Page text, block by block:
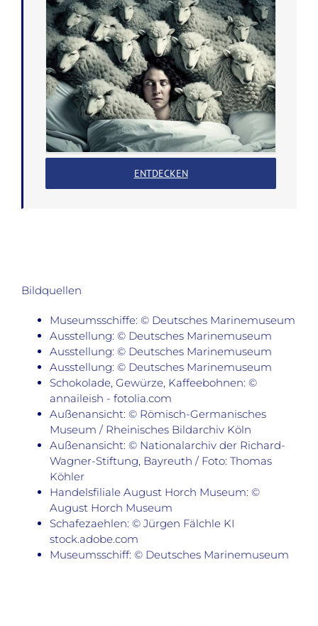
ENTDECKEN
Bildquellen
Museumsschiffe: © Deutsches Marinemuseum
Ausstellung: © Deutsches Marinemuseum
Ausstellung: © Deutsches Marinemuseum
Ausstellung: © Deutsches Marinemuseum
Schokolade, Gewürze, Kaffeebohnen: ©
annaileish - fotolia.com
Außenansicht: © Römisch-Germanisches
Museum / Rheinisches Bildarchiv Köln
Außenansicht: © Nationalarchiv der Richard-
Wagner-Stiftung, Bayreuth / Foto: Thomas
Köhler
Handelsfiliale August Horch Museum: ©
August Horch Museum
Schafezaehlen: © Jürgen Fälchle KI
stock.adobe.com
Museumsschiff: © Deutsches Marinemuseum